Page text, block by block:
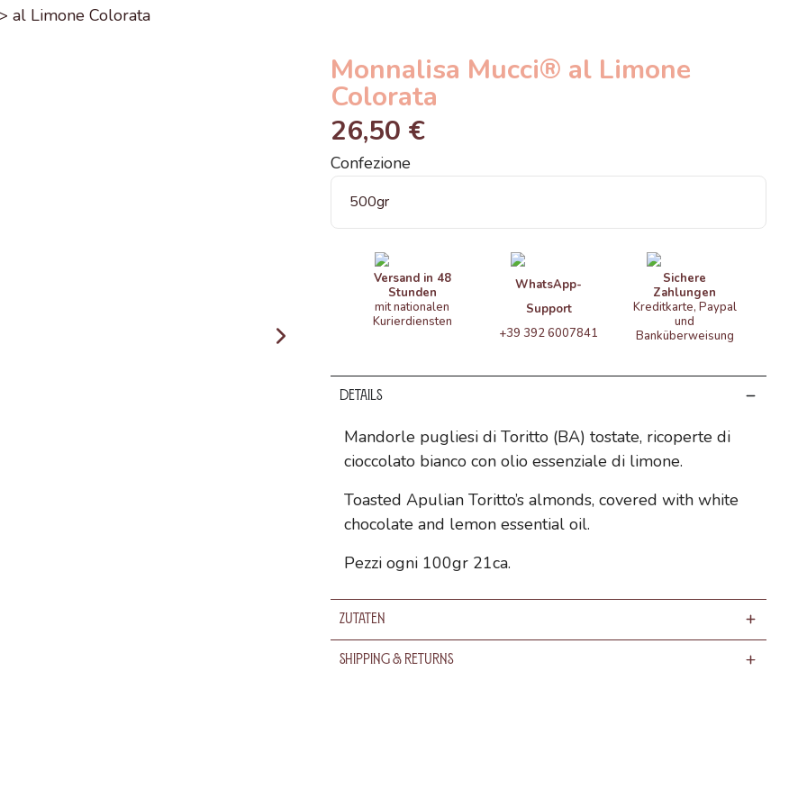
Monnalisa Mucci® al Limone
Colorata
26,50 €
Confezione
Versand in 48
Stunden
mit nationalen
Kurierdiensten
WhatsApp-
Support
+39 392 6007841
Sichere
Zahlungen
Kreditkarte, Paypal
und
Banküberweisung
Details
Mandorle pugliesi di Toritto (BA) tostate, ricoperte di
cioccolato bianco con olio essenziale di limone.
Toasted Apulian Toritto’s almonds, covered with white
chocolate and lemon essential oil.
Pezzi ogni 100gr 21ca.
Zutaten
Shipping & Returns